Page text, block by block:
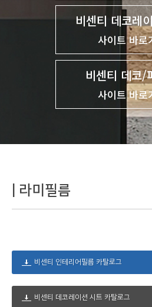
비센티 데코레
사이트 바로
비센티 데코/
사이트 바로
라미필름
비센티 인테리어필름 카탈로그
비센티 데코레이션 시트 카탈로그